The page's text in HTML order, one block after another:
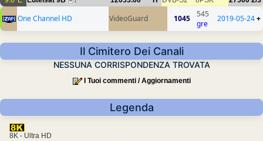
One Channel HD VideoGuard 1045
545
gre
2019-05-24+
Il Cimitero Dei Canali
NESSUNA CORRISPONDENZA TROVATA
I Tuoi commenti / Aggiornamenti
Legenda
8K - Ultra HD